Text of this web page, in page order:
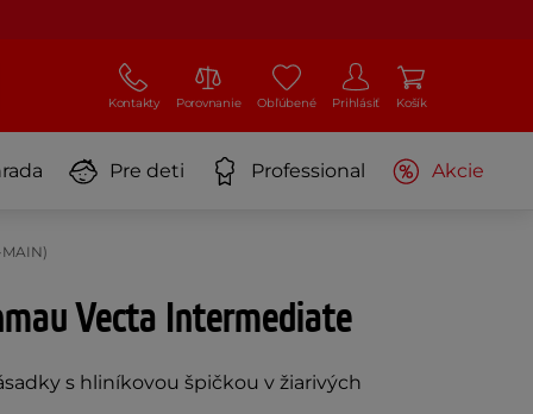
Kontakty Porovnanie Obľúbené Prihlásiť Košík
Pre deti Professional Akcie
Vecta Intermediate
s hliníkovou špičkou v žiarivých